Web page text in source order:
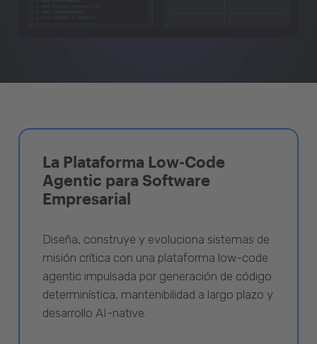
La Plataforma Low-Code
Agentic para Software
Empresarial
Diseña, construye y evoluciona sistemas de
misión crítica con una plataforma low-code
agentic impulsada por generación de código
determinística, mantenibilidad a largo plazo y
desarrollo AI-native.